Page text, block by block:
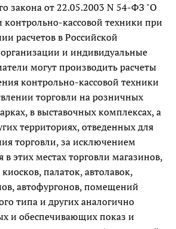
закона от 22.05.2003 N 54-ФЗ "О
кассовой техники при
расчетов в Российской
и индивидуальные
могут производить расчеты
контрольно-кассовой техники
торговли на розничных
в выставочных комплексах, а
территориях, отведенных для
торговли, за исключением
в этих местах торговли магазинов,
палаток, автолавок,
автофургонов, помещений
типа и других аналогично
и обеспечивающих показ и